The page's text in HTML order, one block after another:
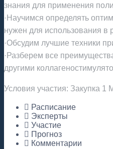
знания для применения
·Научимся определять
нужен для использования в
·Обсудим лучшие техники
·Разберем все
другими
Условия участия: Закупка 1
Расписание
Эксперты
Участие
Прогноз
Комментарии